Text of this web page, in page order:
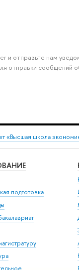
и отправьте нам
отправки сообщений
«Высшая школа
подготовка